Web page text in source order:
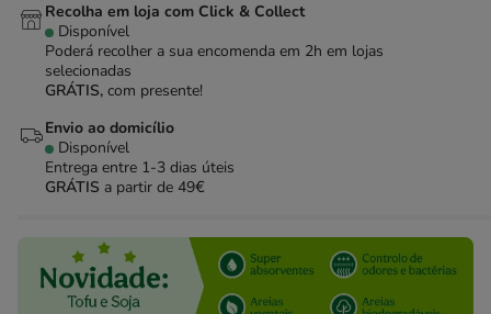
Recolha em loja com Click & Collect
Disponível
Poderá recolher a sua encomenda em 2h em lojas
selecionadas
GRÁTIS, com presente!
Envio ao domicílio
Disponível
Entrega entre 1-3 dias úteis
GRÁTIS a partir de 49€